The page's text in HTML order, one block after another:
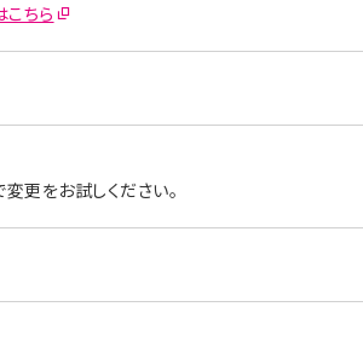
ちら
更をお試しください。